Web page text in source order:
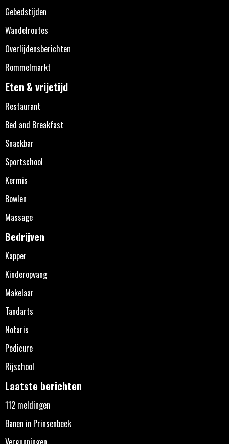
Gebedstijden
Wandelroutes
Overlijdensberichten
Rommelmarkt
Eten & vrijetijd
Restaurant
Bed and Breakfast
Snackbar
Sportschool
Kermis
Bowlen
Massage
Bedrijven
Kapper
Kinderopvang
Makelaar
Tandarts
Notaris
Pedicure
Rijschool
Laatste berichten
112 meldingen
Banen in Prinsenbeek